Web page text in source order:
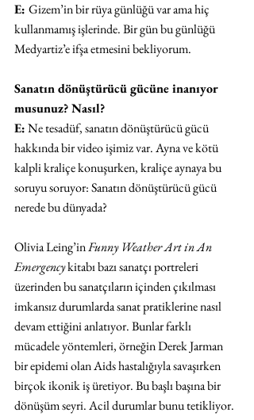
E: Gizem’in bir rüya günlüğü var ama hiç
kullanmamış işlerinde. Bir gün bu günlüğü
Medyartiz’e ifşa etmesini bekliyorum.
Sanatın dönüştürücü gücüne inanıyor
musunuz? Nasıl?
E: Ne tesadüf, sanatın dönüştürücü gücü
hakkında bir video işimiz var. Ayna ve kötü
kalpli kraliçe konuşurken, kraliçe aynaya bu
soruyu soruyor: Sanatın dönüştürücü gücü
nerede bu dünyada?
Olivia Leing’in Funny Weather Art in An
Emergency kitabı bazı sanatçı portreleri
üzerinden bu sanatçıların içinden çıkılması
imkansız durumlarda sanat pratiklerine nasıl
devam ettiğini anlatıyor. Bunlar farklı
mücadele yöntemleri, örneğin Derek Jarman
bir epidemi olan Aids hastalığıyla savaşırken
birçok ikonik iş üretiyor. Bu başlı başına bir
dönüşüm seyri. Acil durumlar bunu tetikliyor.